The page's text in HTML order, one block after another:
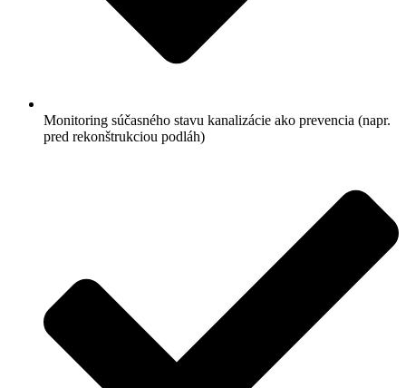
Monitoring súčasného stavu kanalizácie ako prevencia (napr.
pred rekonštrukciou podláh)